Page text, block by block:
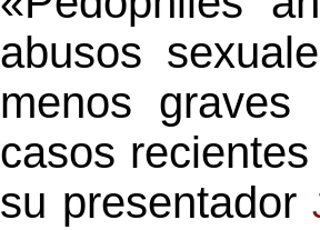
abusos
menos
casos
su presentador